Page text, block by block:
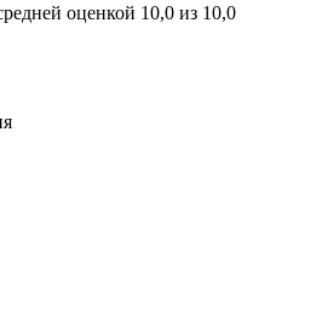
оценкой 10,0 из 10,0